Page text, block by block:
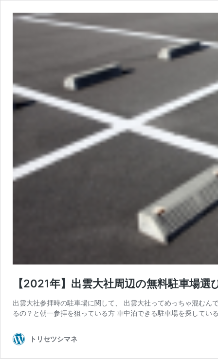
【2021年】出雲大社周辺の無料駐車場
出雲大社参拝時の駐車場に関して、 出雲大社ってめっちゃ混む
るの？と朝一参拝を狙っている方 車中泊できる駐車場を探して
トリセツシマネ